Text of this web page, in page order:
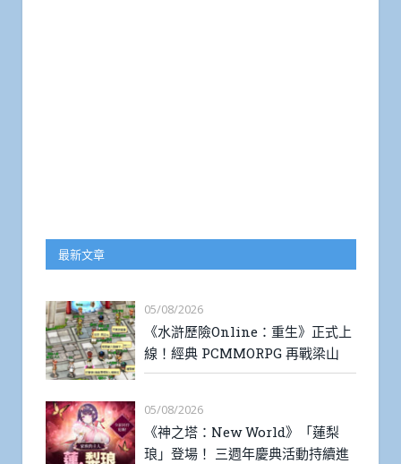
最新文章
05/08/2026
《水滸歷險Online：重生》正式上
線！經典 PCMMORPG 再戰梁山
05/08/2026
《神之塔：New World》「蓮梨
琅」登場！ 三週年慶典活動持續進